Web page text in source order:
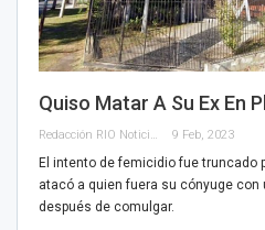
Quiso Matar A Su Ex En
9 Feb, 2023
El intento de femicidio fue truncado
atacó a quien fuera su cónyuge
después de comulgar.